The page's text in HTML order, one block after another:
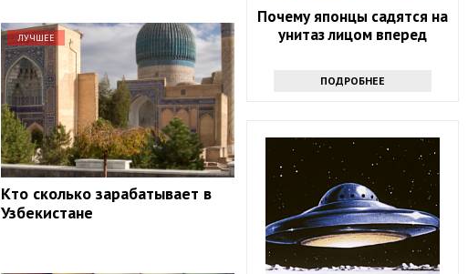
ЛУЧШЕЕ
Кто сколько зарабатывает в
Узбекистане
Почему японцы садятся на
унитаз лицом вперед
ПОДРОБНЕЕ